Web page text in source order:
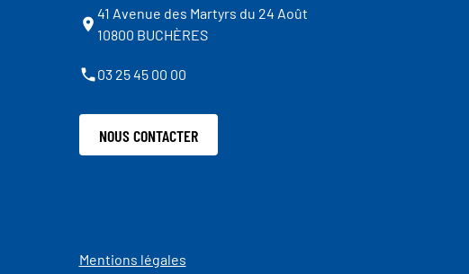
41 Avenue des Martyrs du 24 Août
10800 BUCHÈRES
03 25 45 00 00
NOUS CONTACTER
Mentions légales